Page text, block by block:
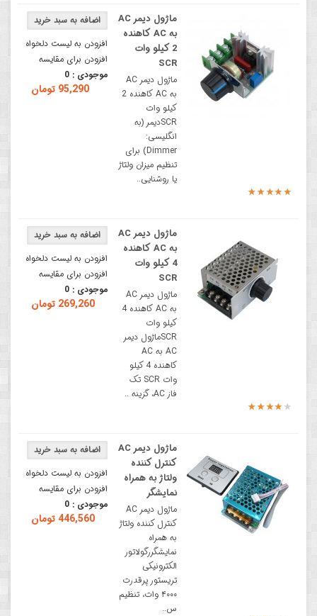
افزودن به لیست دلخواه
افزودن برای مقایسه
موجودی : 0
95,290 تومان
ماژول دیمر AC
به AC کاهنده
2 کیلو وات
SCR
ماژول دیمر AC
به AC کاهنده 2
کیلو وات
SCRدیمر (به
انگلیسی:
Dimmer) برای
تنظیم میزان ولتاژ
یا روشنایی..
افزودن به لیست دلخواه
افزودن برای مقایسه
موجودی : 0
269,260 تومان
ماژول دیمر AC
به AC کاهنده
4 کیلو وات
SCR
ماژول دیمر AC
به AC کاهنده 4
کیلو وات
SCRماژول دیمر
AC به AC
کاهنده 4 کیلو
وات SCR تک
فاز AC، گزینه ..
افزودن به لیست دلخواه
افزودن برای مقایسه
موجودی : 0
446,560 تومان
ماژول دیمر AC
کنترل کننده
ولتاژ به همراه
نمایشگر
ماژول دیمر AC
کنترل کننده ولتاژ
به همراه
نمایشگررگولاتور
الکترونیکی
تریستور پرقدرت
۴۰۰۰ وات، تنظیم
س..